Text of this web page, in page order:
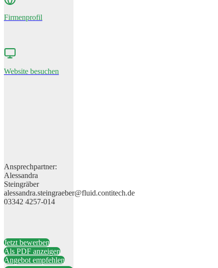
Firmenprofil
Website besuchen
Ansprechpartner:
Alessandra
Steingräber
alessandra.steingraeber@fluid.contitech.de
03342 4257-014
Jetzt bewerben
Als PDF anzeigen
Angebot empfehlen